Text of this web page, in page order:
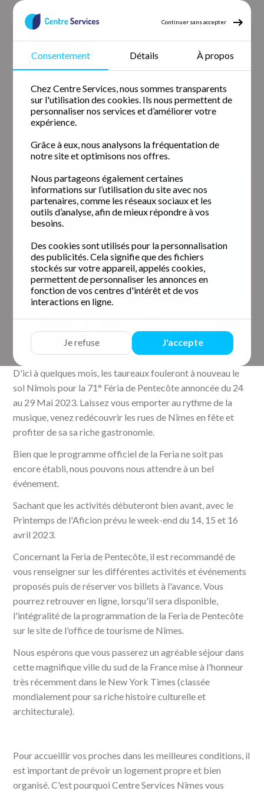
Continuer sans accepter
Consentement Détails À propos
Chez Centre Services, nous sommes transparents
sur l'utilisation des cookies. Ils nous permettent de
personnaliser nos services et d’améliorer votre
expérience.
Grâce à eux, nous analysons la fréquentation de
notre site et optimisons nos offres.
Nous partageons également certaines
informations sur l’utilisation du site avec nos
partenaires, comme les réseaux sociaux et les
outils d’analyse, afin de mieux répondre à vos
besoins.
Des cookies sont utilisés pour la personnalisation
des publicités. Cela signifie que des fichiers
stockés sur votre appareil, appelés cookies,
permettent de personnaliser les annonces en
fonction de vos centres d'intérêt et de vos
interactions en ligne.
Je refuse J'accepte
La 71° Feria de Pentecôte arrive à grands pas!
La 71° Feria de Pentecôte
arrive à grands pas!
D'ici à quelques mois, les taureaux fouleront à nouveau le
sol Nîmois pour la 71° Féria de Pentecôte annoncée du 24
au 29 Mai 2023. Laissez vous emporter au rythme de la
musique, venez redécouvrir les rues de Nîmes en fête et
profiter de sa sa riche gastronomie.
Bien que le programme officiel de la Feria ne soit pas
encore établi, nous pouvons nous attendre à un bel
événement.
Sachant que les activités débuteront bien avant, avec le
Printemps de l'Aficion prévu le week-end du 14, 15 et 16
avril 2023.
Concernant la Feria de Pentecôte, il est recommandé de
vous renseigner sur les différentes activités et événements
proposés puis de réserver vos billets à l'avance. Vous
pourrez retrouver en ligne, lorsqu'il sera disponible,
l'intégralité de la programmation de la Feria de Pentecôte
sur le site de l'office de tourisme de Nîmes.
Nous espérons que vous passerez un agréable séjour dans
cette magnifique ville du sud de la France mise à l'honneur
très récemment dans le New York Times (classée
mondialement pour sa riche histoire culturelle et
architecturale).
Pour accueillir vos proches dans les meilleures conditions, il
est important de prévoir un logement propre et bien
organisé. C'est pourquoi Centre Services Nîmes vous